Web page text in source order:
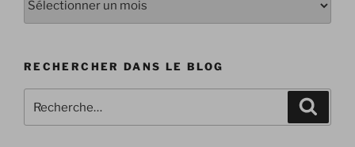
RECHERCHER DANS LE BLOG
pour